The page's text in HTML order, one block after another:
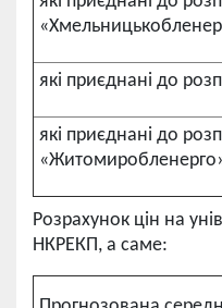
які приєднані до
які приєднані до
Розрахунок цін на
НКРЕКП, а саме: